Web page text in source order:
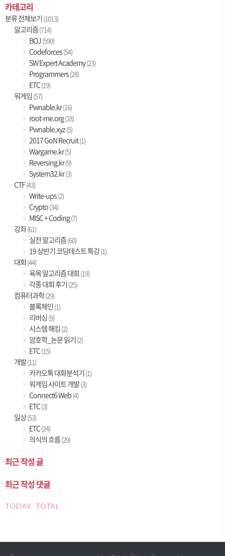
카테고리
분류 전체보기(1013)
알고리즘(714)
BOJ (590)
Codeforces(54)
SW Expert Academy(23)
Programmers(28)
ETC(19)
워게임(57)
Pwnable.kr(16)
root-me.org(18)
Pwnable.xyz(5)
2017 GoN Recruit(1)
Wargame.kr(5)
Reversing.kr(9)
System32.kr(3)
CTF(43)
Write-ups(2)
Crypto(34)
MISC + Coding(7)
강좌(61)
실전 알고리즘(60)
19 상반기 코딩테스트 특강(1)
대회 (44)
육목 알고리즘 대회 (19)
각종 대회 후기(25)
컴퓨터과학(29)
블록체인(1)
리버싱(9)
시스템 해킹(2)
암호학_논문 읽기(2)
ETC(15)
개발(11)
카카오톡 대화분석기(1)
워게임 사이트 개발(3)
Connect6 Web(4)
ETC(3)
일상(53)
ETC(24)
의식의 흐름(29)
최근 작성 글
최근 작성 댓글
TODAY TOTAL